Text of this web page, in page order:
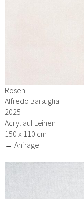
Rosen
Alfredo Barsuglia
2025
Acryl auf Leinen
150 x 110 cm
→ Anfrage